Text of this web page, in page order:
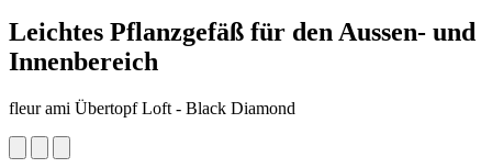
Leichtes Pflanzgefäß für den Aussen- und
Innenbereich
fleur ami Übertopf Loft - Black Diamond